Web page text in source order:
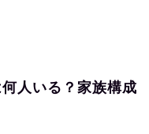
人いる？家族構成